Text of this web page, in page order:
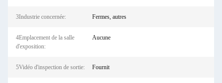
3Industrie concernée: Fermes, autres
4Emplacement de la salle
d'exposition:
Aucune
5Vidéo d'inspection de sortie: Fournit